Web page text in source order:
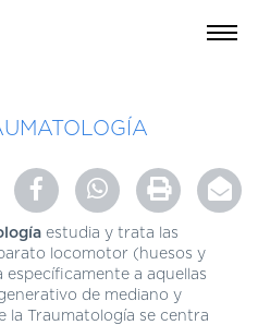
estudia y trata las
locomotor (huesos y
a aquellas
de mediano y
la Traumatología se centra